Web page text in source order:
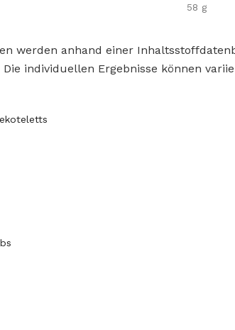
58 g
werden anhand einer
individuellen Ergebnisse können